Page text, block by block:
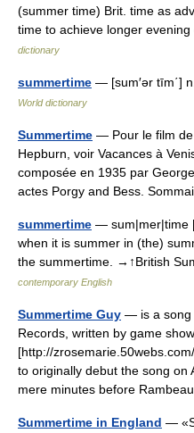
(summer time) Brit. time as
time to achieve longer
dictionary
summertime — [sum′ər tīm΄]
World dictionary
Summertime — Pour le film
Hepburn, voir Vacances à
composée en 1935 par
actes Porgy and Bess.
summertime — sum|mer|time
when it is summer in (the)
the summertime. →↑British
contemporary English
Summertime Guy — is a song
Records, written by game
[http://
to originally debut the song on
mere minutes before
Summertime in England —